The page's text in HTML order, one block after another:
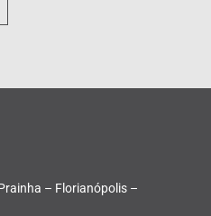
– Florianópolis –